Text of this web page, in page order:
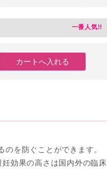
を防ぐことができます。
効果の高さは国内外の臨床